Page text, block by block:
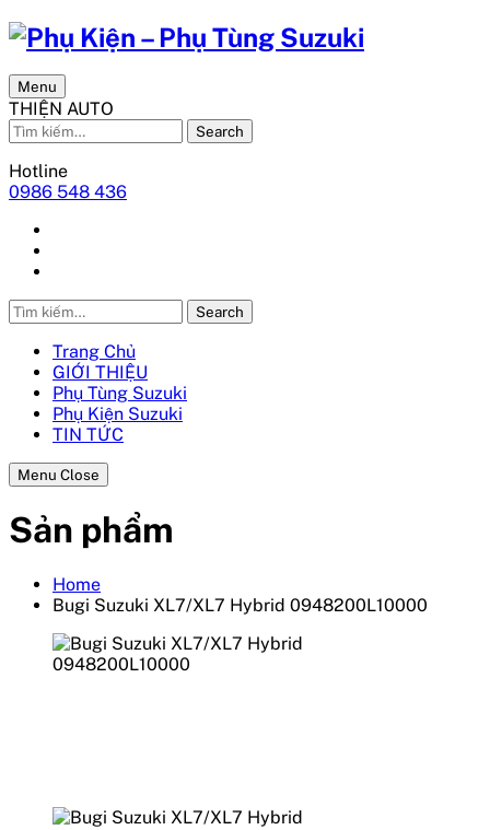
Menu
THIỆN AUTO
Search
Hotline
0986 548 436
Search
Trang Chủ
GIỚI THIỆU
Phụ Tùng Suzuki
Phụ Kiện Suzuki
TIN TỨC
Menu Close
Sản phẩm
Home
Bugi Suzuki XL7/XL7 Hybrid 0948200L10000